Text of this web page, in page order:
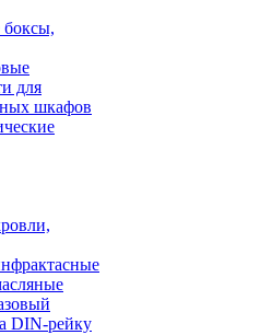
для
шкафов
DIN-рейку